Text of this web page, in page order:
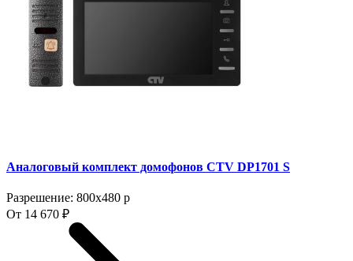
Аналоговый комплект домофонов CTV DP1701 S
Разрешение: 800x480 p
От 14 670 ₽